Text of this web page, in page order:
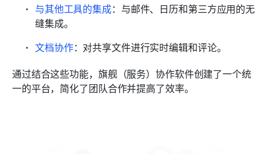
与其他工具的集成：与邮件、日历和第三方应用的无
缝集成。
文档协作：对共享文件进行实时编辑和评论。
通过结合这些功能，旗舰（服务）协作软件创建了一个统
一的平台，简化了团队合作并提高了效率。